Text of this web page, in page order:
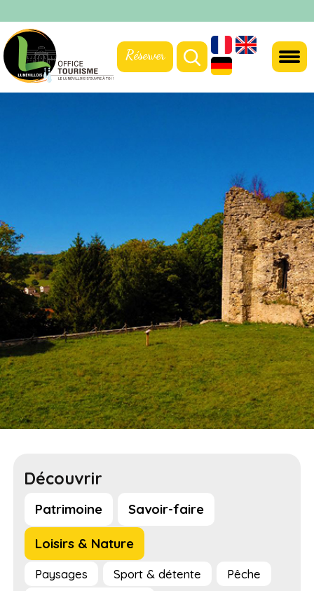
Réserver
Découvrir
Patrimoine Savoir-faire
Loisirs & Nature
Paysages Sport & détente
Pêche